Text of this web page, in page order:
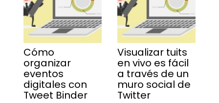
Cómo
organizar
eventos
digitales con
Tweet Binder
Visualizar tuits
en vivo es fácil
a través de un
muro social de
Twitter